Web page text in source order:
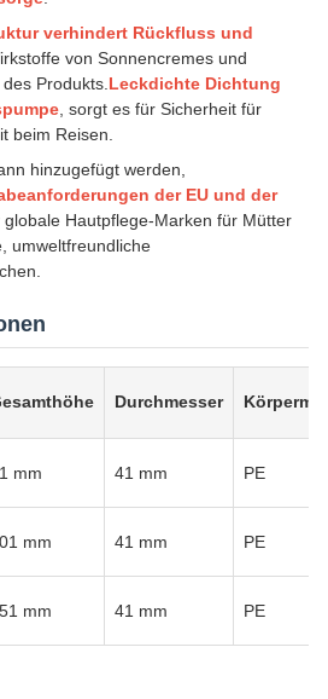
verhindert Rückfluss und
von Sonnencremes und
Produkts. Leckdichte Dichtung
, sorgt es für Sicherheit für
beim Reisen.
hinzugefügt werden,
der EU und der
globale Hautpflege-Marken für Mütter
umweltfreundliche
Durchmesser
mm 41 mm PE
mm 41 mm PE
mm 41 mm PE